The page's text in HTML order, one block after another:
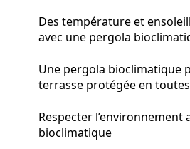
Des température et
avec une pergola
Une pergola bioclimatique
terrasse protégée en
Respecter l’environnement
bioclimatique